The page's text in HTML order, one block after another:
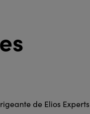
de Elios Experts